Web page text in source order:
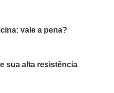
vale a pena?
sua alta resistência